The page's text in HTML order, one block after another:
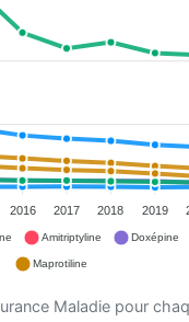
2016 2017 2018 2019
Amitriptyline Doxépine
Maprotiline
Maladie pour